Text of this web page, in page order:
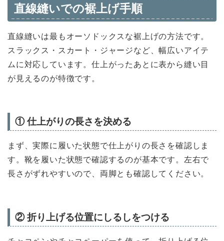
直線縫いでの裾上げ手順
直線縫いは最もオーソドックスな裾上げの方法です。
スラックス・スカート・ジャージなど、幅広いアイテ
ムに対応しています。仕上がったあとに表から縫い目
が見えるのが特徴です。
① 仕上がりの長さを決める
まず、実際に履いた状態で仕上がりの長さを確認しま
す。靴を履いた状態で確認するのが基本です。左右で
長さがずれやすいので、両脚とも確認してください。
② 折り上げる位置にしるしをつける